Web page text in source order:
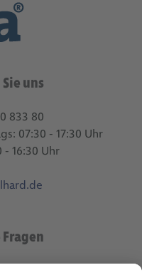
uns
833 80
07:30 - 17:30 Uhr
- 16:30 Uhr